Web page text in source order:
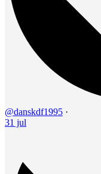
@danskdf1995 ·
31 jul